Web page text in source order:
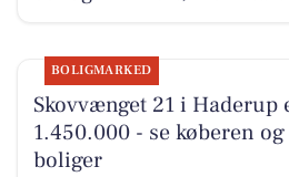
BOLIGMARKED
Skovvænget 21 i Haderup
1.450.000 - se køberen
boliger